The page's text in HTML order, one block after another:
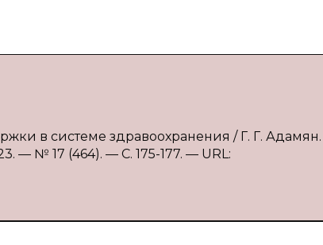
в системе здравоохранения / Г. Г.
— № 17 (464). — С. 175-177. — URL: